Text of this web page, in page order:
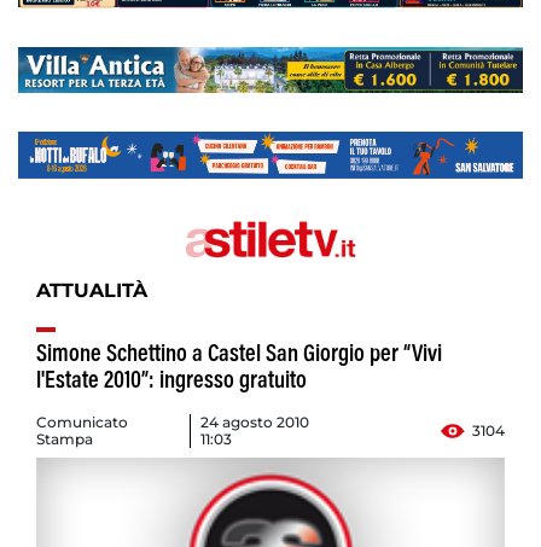
ATTUALITÀ
Simone Schettino a Castel San Giorgio per “Vivi
l'Estate 2010”: ingresso gratuito
Comunicato
Stampa
24 agosto 2010
11:03
3104